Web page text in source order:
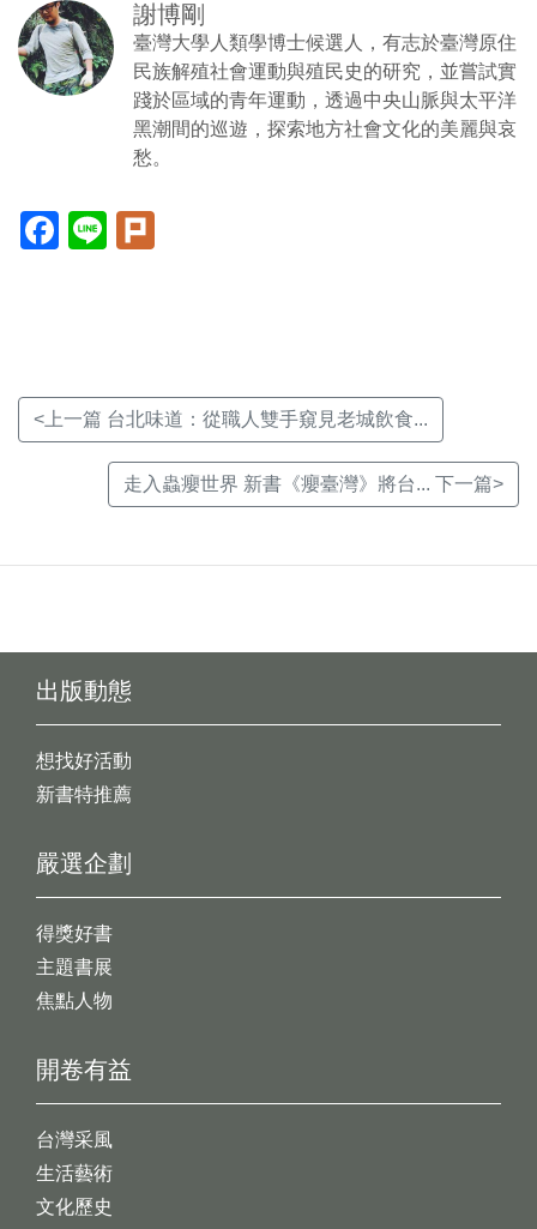
謝博剛
臺灣大學人類學博士候選人，有志於臺灣原住
民族解殖社會運動與殖民史的研究，並嘗試實
踐於區域的青年運動，透過中央山脈與太平洋
黑潮間的巡遊，探索地方社會文化的美麗與哀
愁。
Facebook(另
開
Line(另
開
<上一篇 台北味道：從職人雙手窺見老城飲食...
走入蟲癭世界 新書《癭臺灣》將台... 下一篇>
出版動態
想找好活動
新書特推薦
開卷有益
台灣采風
生活藝術
文化歷史
嚴選企劃
得獎好書
主題書展
焦點人物